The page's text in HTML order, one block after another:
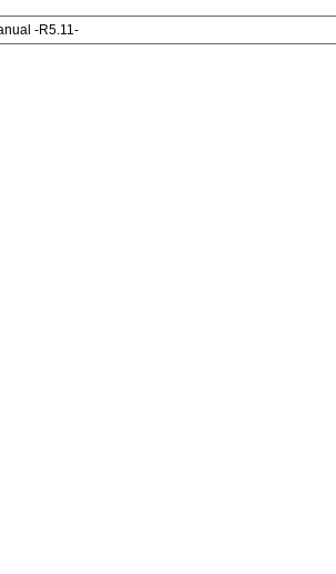
-R5.11-